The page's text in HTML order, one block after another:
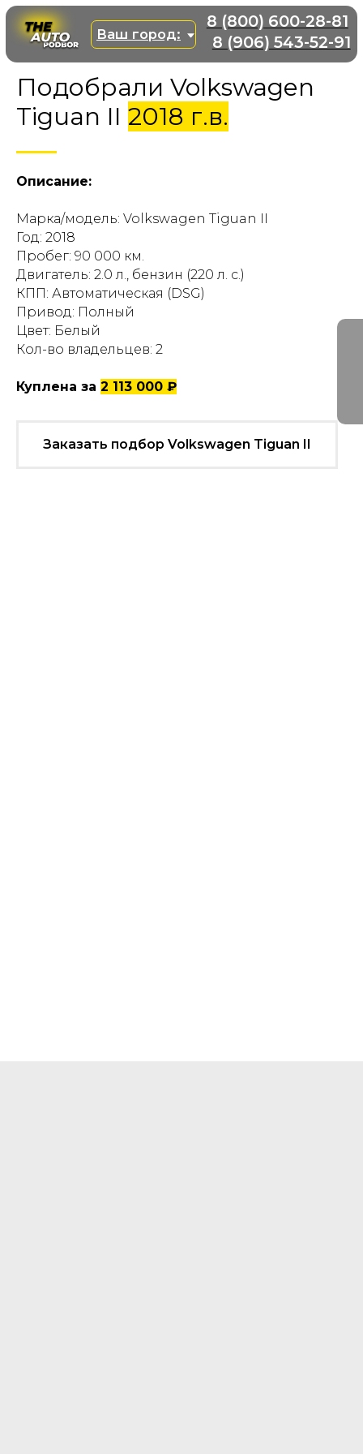
8 (800) 600-28-81
8 (906) 543-52-91
Ваш город:
Подобрали Volkswagen
Tiguan II 2018 г.в.
Описание:
Марка/модель: Volkswagen Tiguan II
Год: 2018
Пробег: 90 000 км.
Двигатель: 2.0 л., бензин (220 л. с.)
КПП: Автоматическая (DSG)
Привод: Полный
Цвет: Белый
Кол-во владельцев: 2
Куплена за 2 113 000 ₽
Заказать подбор Volkswagen Tiguan II